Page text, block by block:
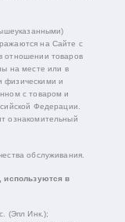
на Сайте с
отношении товаров
на месте или в
физическими и
с товаром и
Федерации.
ознакомительный
обслуживания.
используются в
(Эпл Инк.);